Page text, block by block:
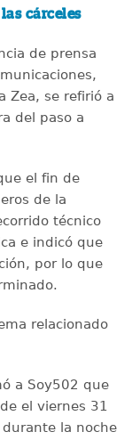
cárceles
de prensa
Zea, se refirió a
del paso a
el fin de
de la
técnico
e indicó que
por lo que
relacionado
a Soy502 que
el viernes 31
la noche